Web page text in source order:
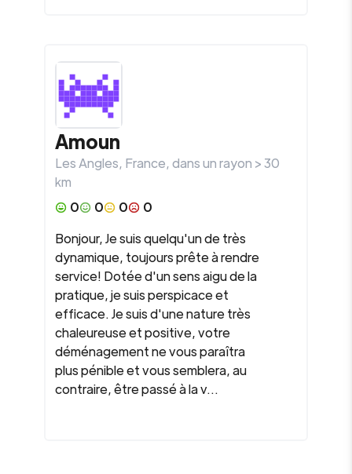
Amoun
Les Angles, France, dans un rayon >30
km
0
0 0
0
Bonjour, Je suis quelqu'un de très
dynamique, toujours prête à rendre
service! Dotée d'un sens aigu de la
pratique, je suis perspicace et
efficace. Je suis d'une nature très
chaleureuse et positive, votre
déménagement ne vous paraîtra
plus pénible et vous semblera, au
contraire, être passé à la v...